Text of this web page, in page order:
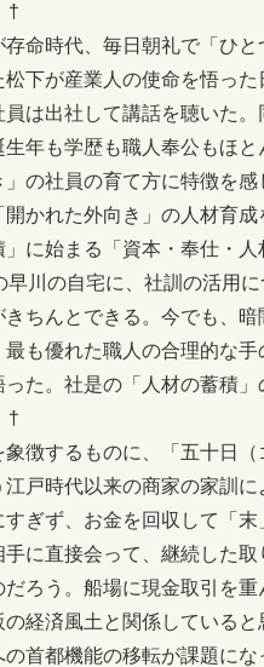
存命時代、毎日朝礼で「ひ
下が産業人の使命を悟っ
は出社して講話を聴いた
年も学歴も職人奉公もほ
の社員の育て方に特徴を感
かれた外向き」の人材育
に始まる「資本・奉仕・
川の自宅に、社訓の活用
ちんとできる。今でも、
も優れた職人の合理的な
た。社是の「人材の蓄積
徴するものに、「五十日
江戸時代以来の商家の家訓
ぎず、お金を回収して「
に直接会って、継続した
ろう。船場に現金取引を
の経済風土と関係している
首都機能の移転が課題に